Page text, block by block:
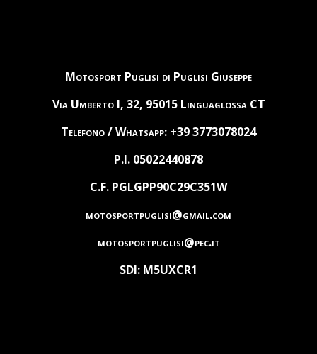
Motosport Puglisi di Puglisi Giuseppe
Via Umberto I, 32, 95015 Linguaglossa CT
Telefono / Whatsapp: +39 3773078024
P.I. 05022440878
C.F. PGLGPP90C29C351W
motosportpuglisi@gmail.com
motosportpuglisi@pec.it
SDI: M5UXCR1